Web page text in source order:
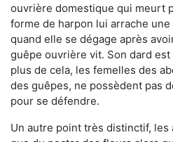
ouvrière domestique qui meurt
forme de harpon lui arrache une
quand elle se dégage après
guêpe ouvrière vit. Son dard
plus de cela, les femelles des
des guêpes, ne possèdent pas
pour se défendre.
Un autre point très distinctif,